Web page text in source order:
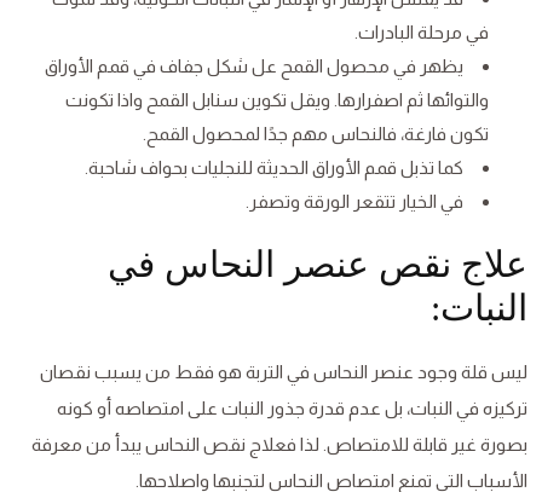
في مرحلة البادرات.
يظهر في محصول القمح عل شكل جفاف في قمم الأوراق
والتوائها ثم اصفرارها. ويقل تكوين سنابل القمح واذا تكونت
تكون فارغة، فالنحاس مهم جدًا لمحصول القمح.
كما تذبل قمم الأوراق الحديثة للنجليات بحواف شاحبة.
في الخيار تتقعر الورقة وتصفر.
علاج نقص عنصر النحاس في
النبات:
ليس قلة وجود عنصر النحاس في التربة هو فقط من يسبب نقصان
تركيزه في النبات، بل عدم قدرة جذور النبات على امتصاصه أو كونه
بصورة غير قابلة للامتصاص. لذا فعلاج نقص النحاس يبدأ من معرفة
الأسباب التي تمنع امتصاص النحاس لتجنبها واصلاحها.